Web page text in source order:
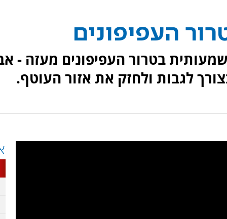
העפיפונים
בטרור העפיפונים מעזה -
לגבות ולחזק את אזור העוטף.